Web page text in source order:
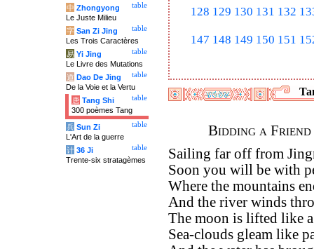
128 129 130 131 132
147 148 149 150 151
Bidding a
Sailing far off from
Soon you will be with
Where the mountains
And the river winds
The moon is lifted like
Sea-clouds gleam like
table
中 Zhongyong
Le Juste Milieu
table
字 San Zi Jing
Les Trois Caractères
table
易 Yi Jing
Le Livre des Mutations
table
道 Dao De Jing
De la Voie et la Vertu
table
唐 Tang Shi
300 poèmes Tang
table
兵 Sun Zi
L'Art de la guerre
table
计 36 Ji
Trente-six stratagèmes